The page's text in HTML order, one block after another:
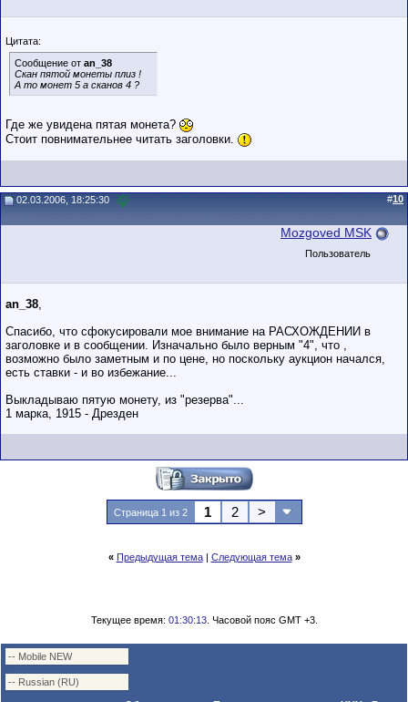
Цитата:
Сообщение от an_38
Скан пятой монеты плиз !
А то монет 5 а сканов 4 ?
Где же увидена пятая монета?
Стоит повнимательнее читать заголовки.
02.03.2006, 18:25:30 #10
Mozgoved MSK
Пользователь
an_38,
Спасибо, что сфокусировали мое внимание на РАСХОЖДЕНИИ в
заголовке и в сообщении. Изначально было верным "4", что ,
возможно было заметным и по цене, но поскольку аукцион начался,
есть ставки - и во избежание...
Выкладываю пятую монету, из "резерва"...
1 марка, 1915 - Дрезден
Страница 1 из 2 1 2 >
« Предыдущая тема| Следующая тема »
Текущее время: 01:30:13. Часовой пояс GMT +3.